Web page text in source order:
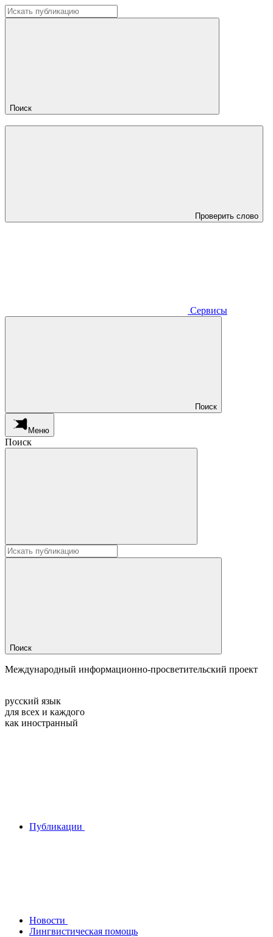
Поиск
Проверить слово
Сервисы
Поиск
Меню
Поиск
Поиск
Международный информационно-просветительский проект
русский язык
для всех и каждого
как иностранный
Публикации
Новости
Лингвистическая помощь